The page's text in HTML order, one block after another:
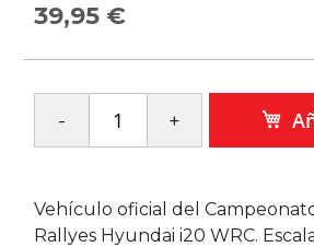
39,95 €
Vehículo oficial del
Rallyes Hyundai i20 WRC.